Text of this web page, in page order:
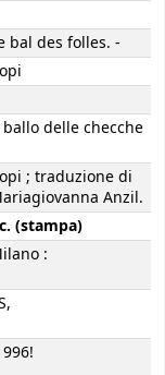
bal des folles. -
delle checche
; traduzione di
Anzil.
(stampa)
: